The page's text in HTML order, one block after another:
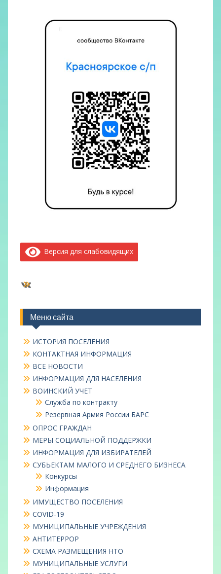
Версия для слабовидящих
ВКонтакте
Меню сайта
ИСТОРИЯ ПОСЕЛЕНИЯ
КОНТАКТНАЯ ИНФОРМАЦИЯ
ВСЕ НОВОСТИ
ИНФОРМАЦИЯ ДЛЯ НАСЕЛЕНИЯ
ВОИНСКИЙ УЧЕТ
Служба по контракту
Резервная Армия России БАРС
ОПРОС ГРАЖДАН
МЕРЫ СОЦИАЛЬНОЙ ПОДДЕРЖКИ
ИНФОРМАЦИЯ ДЛЯ ИЗБИРАТЕЛЕЙ
СУБЬЕКТАМ МАЛОГО И СРЕДНЕГО БИЗНЕСА
Конкурсы
Информация
ИМУЩЕСТВО ПОСЕЛЕНИЯ
COVID-19
МУНИЦИПАЛЬНЫЕ УЧРЕЖДЕНИЯ
АНТИТЕРРОР
СХЕМА РАЗМЕЩЕНИЯ НТО
МУНИЦИПАЛЬНЫЕ УСЛУГИ